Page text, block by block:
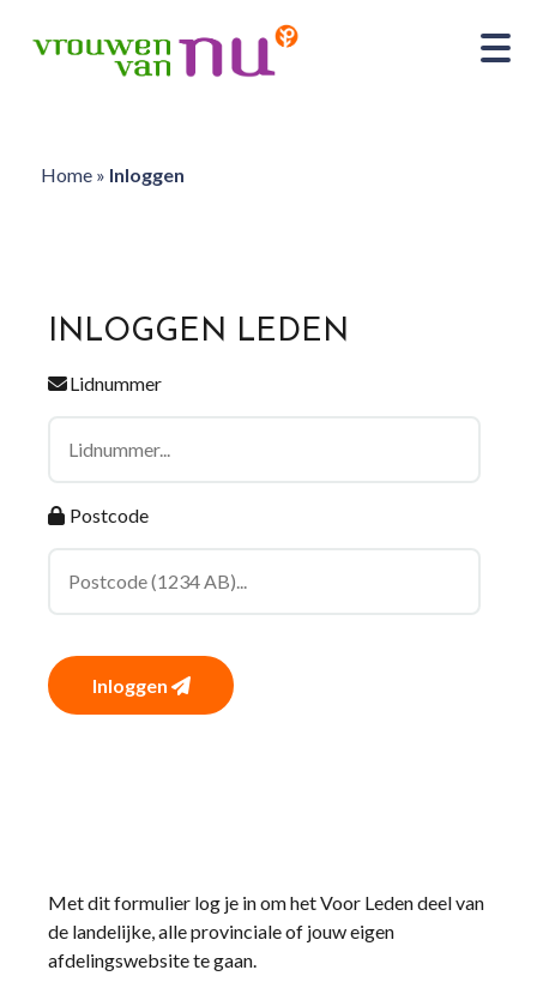
Home» Inloggen
INLOGGEN LEDEN
Lidnummer
Postcode
Inloggen
Met dit formulier log je in om het Voor Leden deel van
de landelijke, alle provinciale of jouw eigen
afdelingswebsite te gaan.